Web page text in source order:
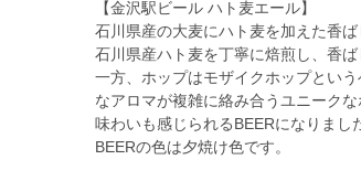
【金沢駅ビール ハト麦エール】
石川県産の大麦にハト麦を加えた香
石川県産ハト麦を丁寧に焙煎し、香ば
一方、ホップはモザイクホップとい
なアロマが複雑に絡み合うユニーク
味わいも感じられるBEERになりまし
BEERの色は夕焼け色です。